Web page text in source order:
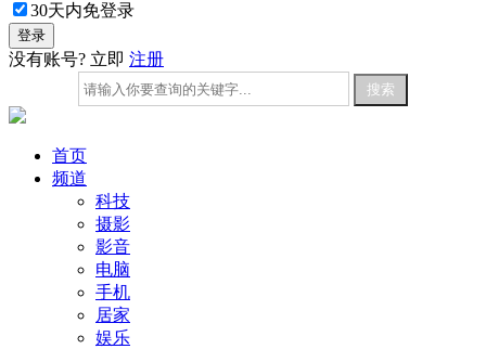
30天内免登录
没有账号? 立即 注册
首页
频道
科技
摄影
影音
电脑
手机
居家
娱乐